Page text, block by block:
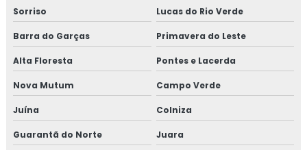
Sorriso Lucas do Rio Verde
Barra do Garças Primavera do Leste
Alta Floresta Pontes e Lacerda
Nova Mutum Campo Verde
Juína Colniza
Guarantã do Norte Juara